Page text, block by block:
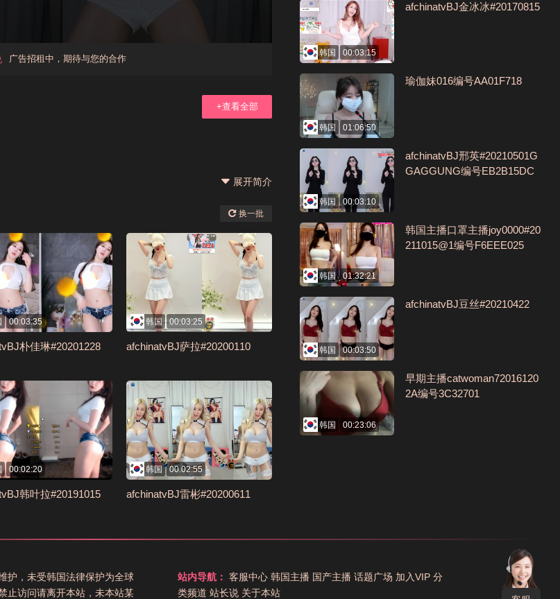
广告招租中，期待与您的合作
+查看全部
展开简介
换一批
00:03:35
朴佳琳#20201228
韩国 00:03:25
afchinatvBJ萨拉#20200110
00:02:20
韩叶拉#20191015
韩国 00:02:55
afchinatvBJ雷彬#20200611
韩国 00:03:15
afchinatvBJ金冰冰#20170815
韩国 01:06:50
瑜伽妹016编号AA01F718
韩国 00:03:10
afchinatvBJ邢英#20210501G
GAGGUNG编号EB2B15DC
韩国 01:32:21
韩国主播口罩主播joy0000#20
211015@1编号F6EEE025
韩国 00:03:50
afchinatvBJ豆丝#20210422
韩国 00:23:06
早期主播catwoman72016120
2A编号3C32701
护，未受韩国法律保护为全球
止访问请离开本站，未本站某
站内导航： 客服中心 韩国主播 国产主播 话题广场 加入VIP 分
类频道 站长说 关于本站